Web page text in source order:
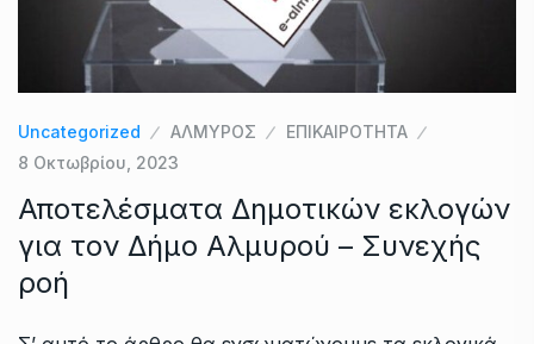
Uncategorized ΑΛΜΥΡΟΣ
ΕΠΙΚΑΙΡΟΤΗΤΑ
8 Οκτωβρίου, 2023
Αποτελέσματα Δημοτικών εκλογών
για τον Δήμο Αλμυρού – Συνεχής
ροή